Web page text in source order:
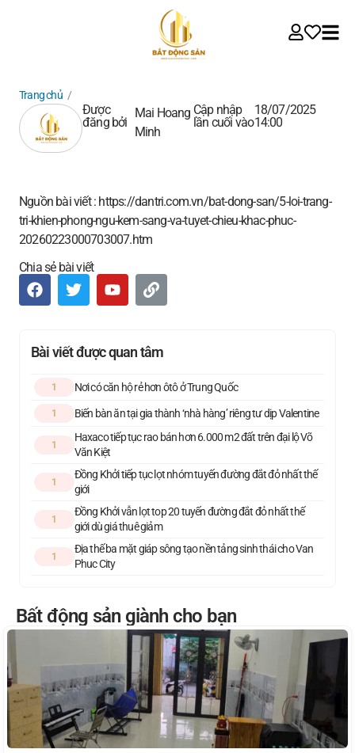
Trang chủ /
Được
đăng bởi
Mai Hoang
Minh
Cập nhập
lần cuối vào
18/07/2025
14:00
Nguồn bài viết : https://dantri.com.vn/bat-dong-san/5-loi-trang-
tri-khien-phong-ngu-kem-sang-va-tuyet-chieu-khac-phuc-
20260223000703007.htm
Chia sẻ bài viết
Bài viết được quan tâm
1 Nơi có căn hộ rẻ hơn ôtô ở Trung Quốc
1 Biến bàn ăn tại gia thành ‘nhà hàng’ riêng tư dịp Valentine
1
Haxaco tiếp tục rao bán hơn 6.000 m2 đất trên đại lộ Võ
Văn Kiệt
1
Đồng Khởi tiếp tục lọt nhóm tuyến đường đắt đỏ nhất thế
giới
1
Đồng Khởi vẫn lọt top 20 tuyến đường đắt đỏ nhất thế
giới dù giá thuê giảm
1
Địa thế ba mặt giáp sông tạo nền tảng sinh thái cho Van
Phuc City
Bất động sản giành cho bạn